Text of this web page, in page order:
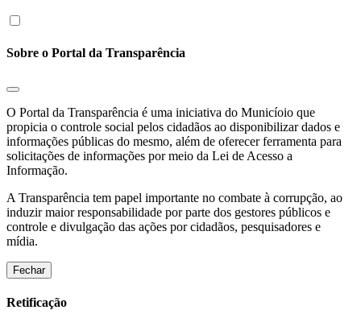
Sobre o Portal da Transparência
O Portal da Transparência é uma iniciativa do Municíoio que
propicia o controle social pelos cidadãos ao disponibilizar dados e
informações públicas do mesmo, além de oferecer ferramenta para
solicitações de informações por meio da Lei de Acesso a
Informação.
A Transparência tem papel importante no combate à corrupção, ao
induzir maior responsabilidade por parte dos gestores públicos e
controle e divulgação das ações por cidadãos, pesquisadores e
mídia.
Fechar
Retificação